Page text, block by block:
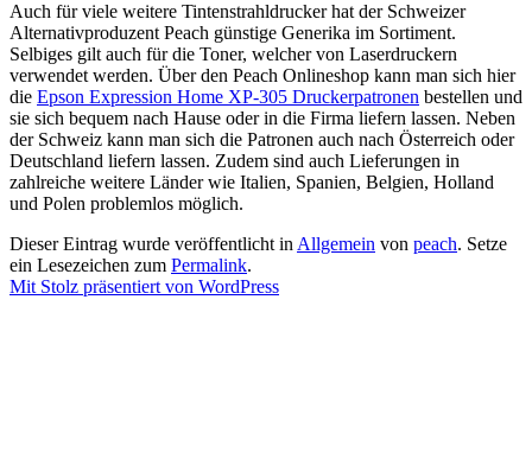
Auch für viele weitere Tintenstrahldrucker hat der Schweizer
Alternativproduzent Peach günstige Generika im Sortiment.
Selbiges gilt auch für die Toner, welcher von Laserdruckern
verwendet werden. Über den Peach Onlineshop kann man sich hier
die Epson Expression Home XP-305 Druckerpatronen bestellen und
sie sich bequem nach Hause oder in die Firma liefern lassen. Neben
der Schweiz kann man sich die Patronen auch nach Österreich oder
Deutschland liefern lassen. Zudem sind auch Lieferungen in
zahlreiche weitere Länder wie Italien, Spanien, Belgien, Holland
und Polen problemlos möglich.
Dieser Eintrag wurde veröffentlicht inAllgemein von peach. Setze
ein Lesezeichen zum Permalink.
Mit Stolz präsentiert von WordPress